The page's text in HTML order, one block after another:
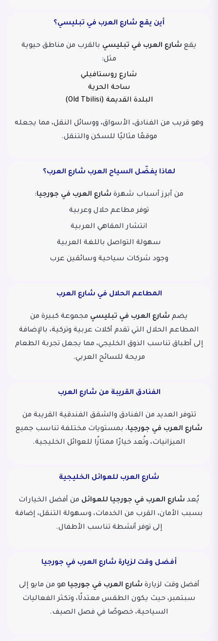
أين يقع شارع العرب في تبليسي؟
يقع شارع العرب في تبليسي بالقرب من مناطق حيوية
مثل:
شارع روستافيلي
ساحة الحرية
البلدة القديمة (Old Tbilisi)
وهو قريب من الفنادق، الأسواق، ووسائل النقل، مما يجعله
موقعًا مثاليًا للسكن والتنقل.
لماذا يفضّل السياح العرب شارع العرب؟
من أبرز أسباب شهرة شارع العرب في جورجيا:
توفر مطاعم حلال وعربية
انتشار المقاهي العربية
سهولة التواصل باللغة العربية
وجود شركات سياحية وسائقين عرب
المطاعم الحلال في شارع العرب
يضم شارع العرب في تبليسي مجموعة كبيرة من
المطاعم الحلال التي تقدم أكلات عربية وتركية، بالإضافة
إلى أطباق تناسب الذوق الخليجي، مما يجعل تجربة الطعام
مريحة للسائح العربي.
الفنادق القريبة من شارع العرب
تتوفر العديد من الفنادق والشقق الفندقية القريبة من
شارع العرب في جورجيا، بمستويات مختلفة تناسب جميع
الميزانيات، وتُعد خيارًا ممتازًا للعوائل الخليجية.
شارع العرب للعوائل الخليجية
يُعد شارع العرب في جورجيا للعوائل من أفضل الخيارات
بسبب الأمان، القرب من الخدمات، وسهولة التنقل، إضافة
إلى توفر أنشطة تناسب الأطفال.
أفضل وقت لزيارة شارع العرب في جورجيا
أفضل وقت لزيارة شارع العرب في جورجيا هو من مايو إلى
سبتمبر، حيث يكون الطقس معتدلًا، وتكثر الفعاليات
السياحية، خصوصًا في فصل الصيف.